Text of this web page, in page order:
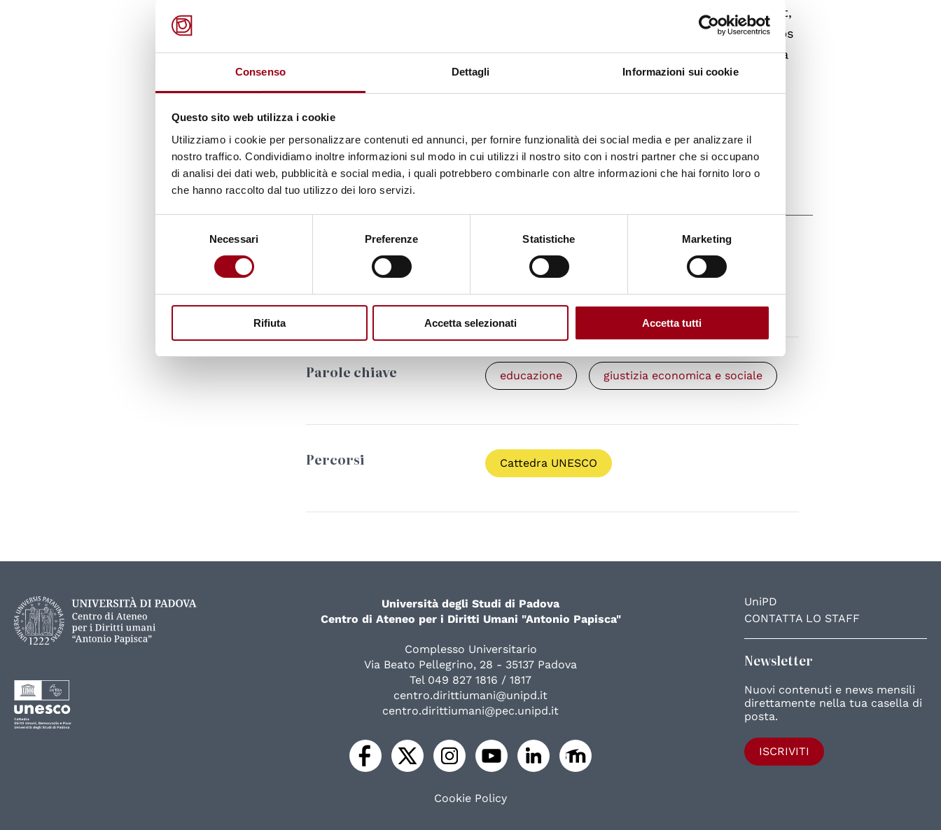
Consenso Dettagli Informazioni sui cookie
Questo sito web utilizza i cookie
Utilizziamo i cookie per personalizzare contenuti ed annunci, per fornire funzionalità dei social media e per analizzare il
nostro traffico. Condividiamo inoltre informazioni sul modo in cui utilizzi il nostro sito con i nostri partner che si occupano
di analisi dei dati web, pubblicità e social media, i quali potrebbero combinarle con altre informazioni che hai fornito loro o
che hanno raccolto dal tuo utilizzo dei loro servizi.
Necessari Preferenze Statistiche Marketing
Rifiuta Accetta selezionati Accetta tutti
making towards the six EFA goals. The 2010 GMR introduced the DME data set,
a statistical tool based on data covering eighty developing countries that helps
chart the dimensions of marginalisation in education, and therefore provides a
resource that can help inform policy design and public debate. As UNESCO
always reports, basic education for all is an attainable goal, provided that
political leaders make common cause to make the right to education for all a
reality.
Aggiornato il:26.02.2019
Documenti
Questioni di giustizia educativa nella
comunità internazionale (Annalisa Pavan -
Parole chiave educazione giustizia economica e sociale
Percorsi Cattedra UNESCO
UniPD
CONTATTA LO STAFF
Newsletter
Nuovi contenuti e news mensili
direttamente nella tua casella di
posta.
ISCRIVITI
Università degli Studi di Padova
Centro di Ateneo per i Diritti Umani "Antonio Papisca"
Complesso Universitario
Via Beato Pellegrino, 28 - 35137 Padova
Tel 049 827 1816 / 1817
centro.dirittiumani@unipd.it
centro.dirittiumani@pec.unipd.it
Cookie Policy